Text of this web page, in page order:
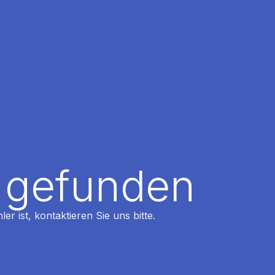
ist, kontaktieren Sie uns bitte.